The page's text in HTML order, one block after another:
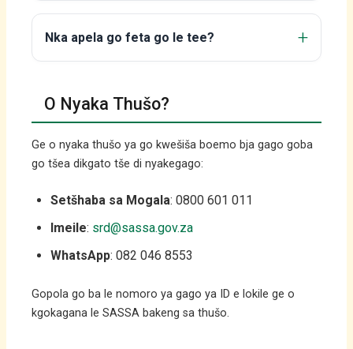
Nka apela go feta go le tee?
O Nyaka Thušo?
Ge o nyaka thušo ya go kwešiša boemo bja gago goba
go tšea dikgato tše di nyakegago:
Setšhaba sa Mogala: 0800 601 011
Imeile: srd@sassa.gov.za
WhatsApp: 082 046 8553
Gopola go ba le nomoro ya gago ya ID e lokile ge o
kgokagana le SASSA bakeng sa thušo.